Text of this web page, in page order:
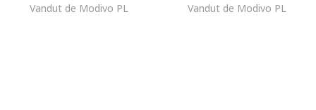
Vandut de Modivo PL Vandut de Modivo PL